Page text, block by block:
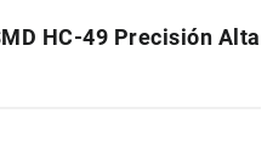
HC-49 Precisión Alta